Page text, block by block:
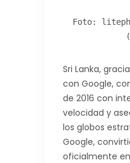
Foto:
Sri Lanka,
con Google,
de 2016 con
velocidad y
los globos
Google,
oficialmente